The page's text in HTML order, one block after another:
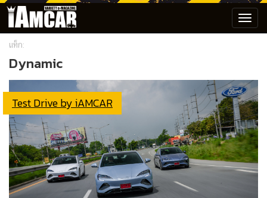
แท็ก:
Dynamic
Test Drive by iAMCAR